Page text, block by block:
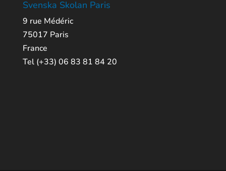
Svenska Skolan Paris
9 rue Médéric
75017 Paris
France
Tel (+33) 06 83 81 84 20